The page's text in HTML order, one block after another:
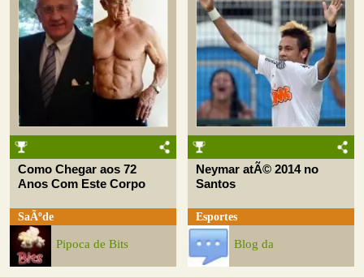
Como Chegar aos 72
Anos Com Este Corpo
SaÃºde
Pipoca de Bits
Neymar atÃ© 2014 no
Santos
Esportes
Blog da